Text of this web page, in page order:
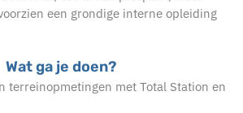
een grondige interne opleiding
Wat ga je doen?
terreinopmetingen met Total Station en